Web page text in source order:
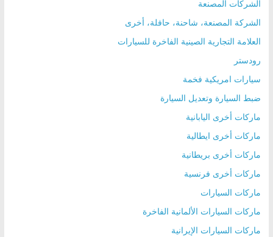
الشركات المصنعة
الشركة المصنعة، شاحنة، حافلة، أخرى
العلامة التجارية الصينية الفاخرة للسيارات
رودستر
سيارات امريكية فخمة
ضبط السيارة وتعديل السيارة
ماركات أخرى اليابانية
ماركات أخرى ايطالية
ماركات أخرى بريطانية
ماركات أخرى فرنسية
ماركات السيارات
ماركات السيارات الألمانية الفاخرة
ماركات السيارات الإيرانية